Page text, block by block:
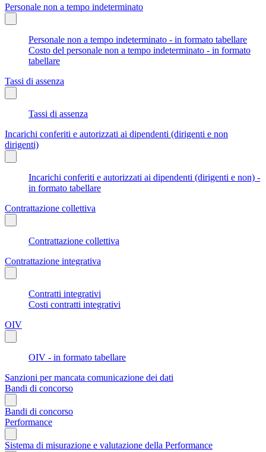
Personale non a tempo indeterminato
Personale non a tempo indeterminato - in formato tabellare
Costo del personale non a tempo indeterminato - in formato
tabellare
Tassi di assenza
Tassi di assenza
Incarichi conferiti e autorizzati ai dipendenti (dirigenti e non
dirigenti)
Incarichi conferiti e autorizzati ai dipendenti (dirigenti e non) -
in formato tabellare
Contrattazione collettiva
Contrattazione collettiva
Contrattazione integrativa
Contratti integrativi
Costi contratti integrativi
OIV
OIV - in formato tabellare
Sanzioni per mancata comunicazione dei dati
Bandi di concorso
Bandi di concorso
Performance
Sistema di misurazione e valutazione della Performance